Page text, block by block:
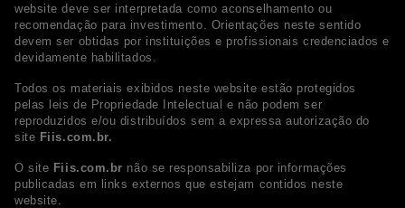
website deve ser interpretada como aconselhamento ou
recomendação para investimento. Orientações neste sentido
devem ser obtidas por instituições e profissionais credenciados e
devidamente habilitados.
Todos os materiais exibidos neste website estão protegidos
pelas leis de Propriedade Intelectual e não podem ser
reproduzidos e/ou distribuídos sem a expressa autorização do
site Fiis.com.br.
O site Fiis.com.br não se responsabiliza por informações
publicadas em links externos que estejam contidos neste
website.